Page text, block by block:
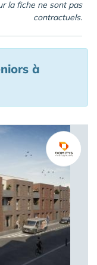
la fiche ne sont pas
contractuels.
à